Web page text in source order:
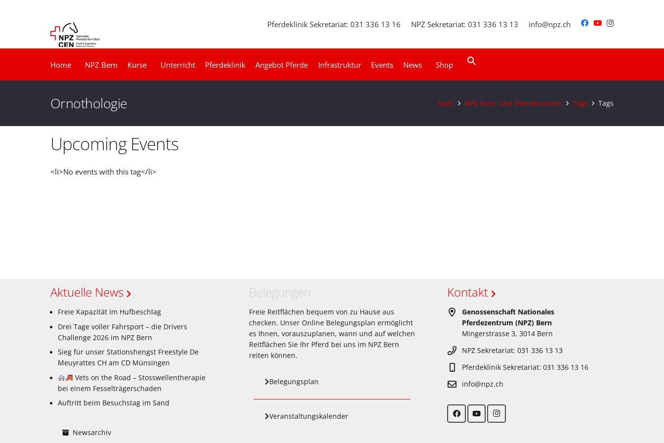
Pferdeklinik Sekretariat: 031 336 13 16 NPZ Sekretariat: 031 336 13 13 info@npz.ch
Home NPZ Bern Kurse Unterricht Pferdeklinik Angebot Pferde Infrastruktur Events News Shop for:
Ornothologie Start NPZ Kurs- und Eventkalender Tags Tags
Upcoming Events
<li>No events with this tag</li>
Aktuelle News
Freie Kapazität im Hufbeschlag
Drei Tage voller Fahrsport – die Drivers
Challenge 2026 im NPZ Bern
Sieg für unser Stationshengst Freestyle De
Meuyrattes CH am CD Münsingen
Vets on the Road – Stosswellentherapie
bei einem Fesselträgerschaden
Auftritt beim Besuchstag im Sand
Newsarchiv
Belegungen
Freie Reitflächen bequem von zu Hause aus
checken. Unser Online Belegungsplan ermöglicht
es Ihnen, vorauszuplanen, wann und auf welchen
Reitflächen Sie Ihr Pferd bei uns im NPZ Bern
reiten können.
Belegungsplan
Veranstaltungskalender
Kontakt
Genossenschaft Nationales
Pferdezentrum (NPZ) Bern
Mingerstrasse 3, 3014 Bern
NPZ Sekretariat: 031 336 13 13
Pferdeklinik Sekretariat: 031 336 13 16
info@npz.ch